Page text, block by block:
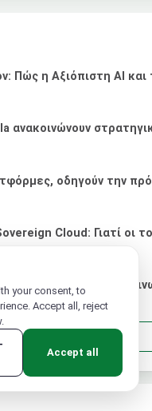
Πώς η Αξιόπιστη AI
ανακοινώνουν
οδηγούν την
Cloud: Γιατί οι
IT Μέσω
your consent, to
Accept all, reject
Accept all